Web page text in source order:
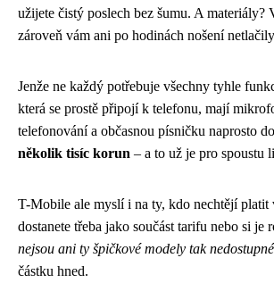
užijete čistý poslech bez šumu. A
zároveň vám ani po hodinách nošení
Jenže ne každý potřebuje všechny tyhle
která se prostě připojí k telefonu, mají
telefonování a občasnou písničku naprosto
několik tisíc korun – a to už je pro spoustu
T-Mobile ale myslí i na ty, kdo nechtějí platit
dostanete třeba jako součást tarifu nebo si je
nejsou ani ty špičkové modely tak nedostupné
částku hned.